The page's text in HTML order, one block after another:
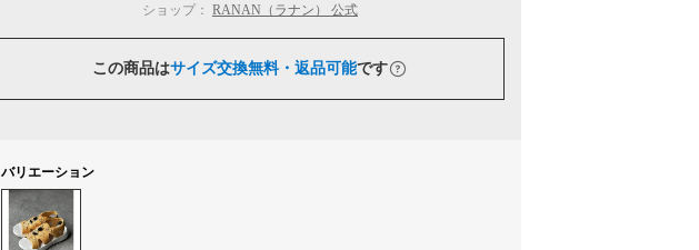
ショップ： RANAN（ラナン） 公式
この商品はサイズ交換無料・返品可能です
バリエーション